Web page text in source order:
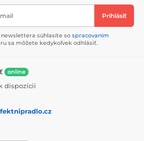
Prihlásiť
súhlasíte so spracovaním
sa môžete kedykoľvek odhlásiť.
online
dispozícii